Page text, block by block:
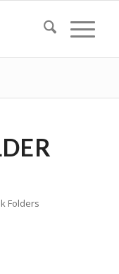
Folders